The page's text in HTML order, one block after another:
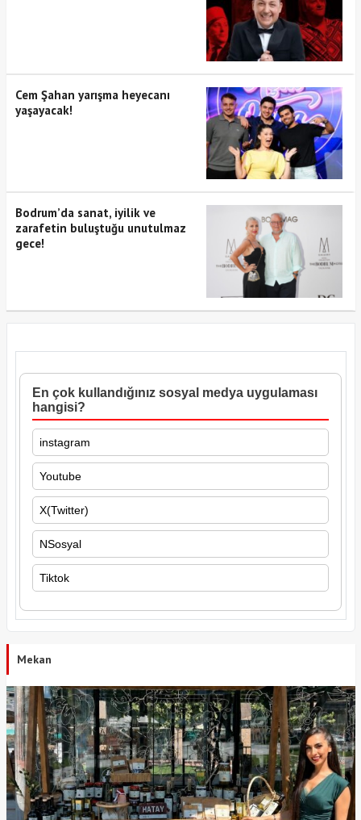
Cem Şahan yarışma heyecanı
yaşayacak!
Bodrum’da sanat, iyilik ve
zarafetin buluştuğu unutulmaz
gece!
En çok kullandığınız sosyal medya uygulaması
hangisi?
instagram
Youtube
X(Twitter)
NSosyal
Tiktok
Mekan